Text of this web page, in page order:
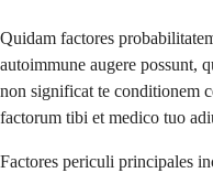
Quidam factores
autoimmune augere possunt,
non significat te conditionem
factorum tibi et medico tuo
Factores periculi principales